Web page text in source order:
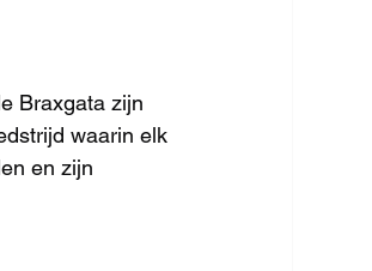
Braxgata zijn
waarin elk
en zijn